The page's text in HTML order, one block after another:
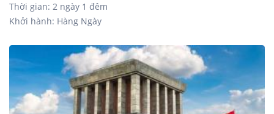
Thời gian: 2 ngày 1 đêm
Khởi hành: Hàng Ngày